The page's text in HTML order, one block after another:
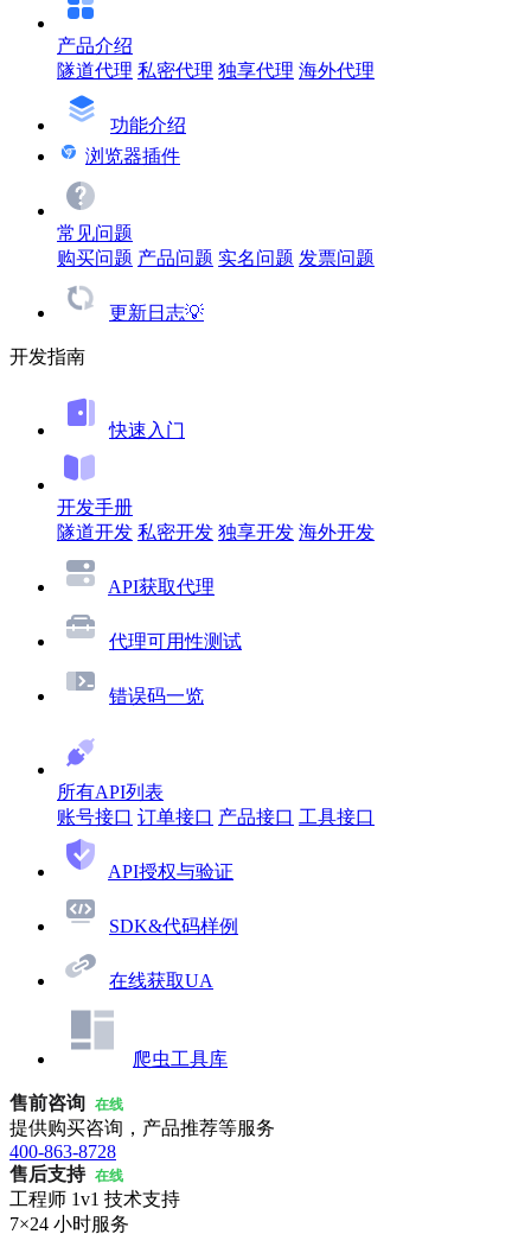
产品介绍
隧道代理 私密代理 独享代理 海外代理
功能介绍
浏览器插件
常见问题
购买问题 产品问题 实名问题 发票问题
更新日志💡
开发指南
快速入门
开发手册
隧道开发 私密开发 独享开发 海外开发
API获取代理
代理可用性测试
错误码一览
所有API列表
账号接口 订单接口 产品接口 工具接口
API授权与验证
SDK&代码样例
在线获取UA
爬虫工具库
售前咨询 在线
提供购买咨询，产品推荐等服务
400-863-8728
售后支持 在线
工程师 1v1 技术支持
7×24 小时服务